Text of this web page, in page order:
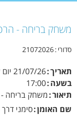
משחק בריחה -
סדורי 21072026
תאריך 21/07/26
בשעה 17:00
תיאור משחק בריחה
שם האומן סימני